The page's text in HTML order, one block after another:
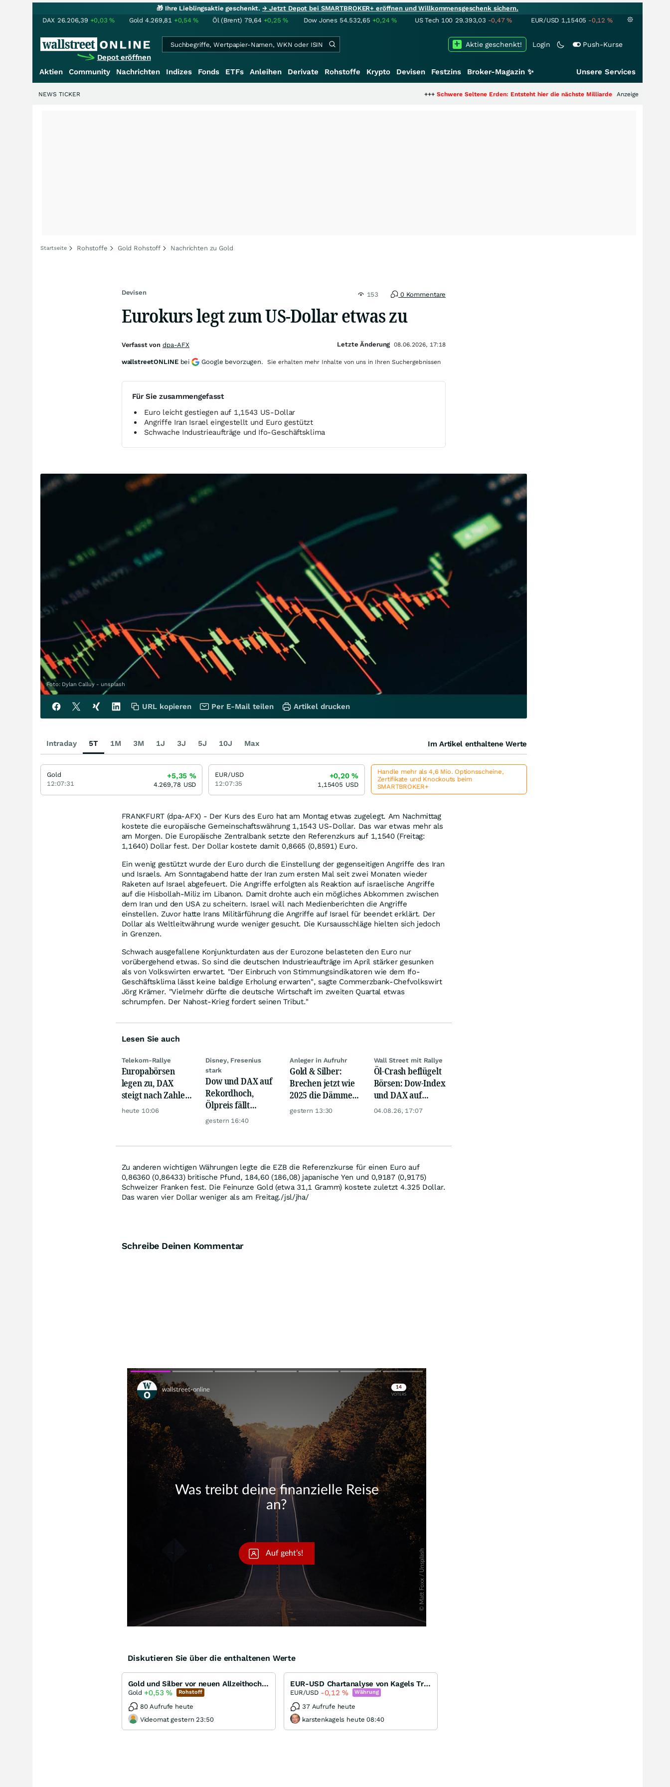
🎁 Ihre Lieblingsaktie geschenkt.→ Jetzt Depot bei SMARTBROKER+ eröffnen und Willkommensgeschenk sichern.
DAX 26.206,39 +0,03% Gold 4.269,81 +0,54% Öl (Brent) 79,64 +0,25% Dow Jones 54.532,65 +0,24% US Tech 100 29.393,03 -0,47% EUR/USD 1,15405 -0,12 %
Depot eröffnen
Login Push-Kurse
Aktie geschenkt!
Aktien Community Nachrichten Indizes Fonds ETFs Anleihen Derivate Rohstoffe Krypto Devisen Festzins Broker-Magazin ✨ Unsere Services
Schwere Seltene Erden: Entsteht hier die nächste Milliardenstory? +++ Anzeige
NEWS TICKER
Startseite Rohstoffe Gold Rohstoff Nachrichten zu Gold
Devisen 153 0 Kommentare
Eurokurs legt zum US-Dollar etwas zu
Für Sie zusammengefasst
Euro leicht gestiegen auf 1,1543 US-Dollar
Angriffe Iran Israel eingestellt und Euro gestützt
Schwache Industrieaufträge und Ifo-Geschäftsklima
Foto: Dylan Calluy - unsplash
FRANKFURT (dpa-AFX) - Der Kurs des Euro hat am Montag etwas zugelegt. Am Nachmittag
kostete die europäische Gemeinschaftswährung 1,1543 US-Dollar. Das war etwas mehr als
am Morgen. Die Europäische Zentralbank setzte den Referenzkurs auf 1,1540 (Freitag:
1,1640) Dollar fest. Der Dollar kostete damit 0,8665 (0,8591) Euro.
Ein wenig gestützt wurde der Euro durch die Einstellung der gegenseitigen Angriffe des Iran
und Israels. Am Sonntagabend hatte der Iran zum ersten Mal seit zwei Monaten wieder
Raketen auf Israel abgefeuert. Die Angriffe erfolgten als Reaktion auf israelische Angriffe
auf die Hisbollah-Miliz im Libanon. Damit drohte auch ein mögliches Abkommen zwischen
dem Iran und den USA zu scheitern. Israel will nach Medienberichten die Angriffe
einstellen. Zuvor hatte Irans Militärführung die Angriffe auf Israel für beendet erklärt. Der
Dollar als Weltleitwährung wurde weniger gesucht. Die Kursausschläge hielten sich jedoch
in Grenzen.
Schwach ausgefallene Konjunkturdaten aus der Eurozone belasteten den Euro nur
vorübergehend etwas. So sind die deutschen Industrieaufträge im April stärker gesunken
als von Volkswirten erwartet. "Der Einbruch von Stimmungsindikatoren wie dem Ifo-
Geschäftsklima lässt keine baldige Erholung erwarten", sagte Commerzbank-Chefvolkswirt
Jörg Krämer. "Vielmehr dürfte die deutsche Wirtschaft im zweiten Quartal etwas
schrumpfen. Der Nahost-Krieg fordert seinen Tribut."
Lesen Sie auch
Telekom-Rallye
Europabörsen
legen zu, DAX
steigt nach Zahlen
von Rheinmetall,
heute 10:06
Disney, Fresenius
stark
Dow und DAX auf
Rekordhoch,
Ölpreis fällt
weiter, Gold legt
gestern 16:40
Anleger in Aufruhr
Gold & Silber:
Brechen jetzt wie
2025 die Dämme?
Minenaktien vor
gestern 13:30
Wall Street mit Rallye
Öl-Crash beflügelt
Börsen: Dow-Index
und DAX auf
Rekord, Gold zieht
04.08.26, 17:07
Zu anderen wichtigen Währungen legte die EZB die Referenzkurse für einen Euro auf
0,86360 (0,86433) britische Pfund, 184,60 (186,08) japanische Yen und 0,9187 (0,9175)
Schweizer Franken fest. Die Feinunze Gold (etwa 31,1 Gramm) kostete zuletzt 4.325 Dollar.
Das waren vier Dollar weniger als am Freitag./jsl/jha/
Schreibe Deinen Kommentar
Skip
Skip
Diskutieren Sie über die enthaltenen Werte
Gold und Silber vor neuen Allzeithochs...
Gold +0,53% Rohstoff
80 Aufrufe heute
Videomat gestern 23:50
EUR-USD Chartanalyse von Kagels Trading
EUR/USD -0,12% Währung
37 Aufrufe heute
karstenkagels heute 08:40
Verfasst von dpa-AFX Letzte Änderung 08.06.2026, 17:18
wallstreetONLINE bei Google bevorzugen. Sie erhalten mehr Inhalte von uns in Ihren Suchergebnissen
URL kopieren Per E-Mail teilen Artikel drucken
Intraday 5T 1M 3M 1J 3J 5J 10J Max Im Artikel enthaltene Werte
Gold
12:07:31
+5,35 %
4.269,78 USD
EUR/USD
12:07:35
+0,20 %
1,15405 USD
Handle mehr als 4,6 Mio. Optionsscheine,
Zertifikate und Knockouts beim
SMARTBROKER+